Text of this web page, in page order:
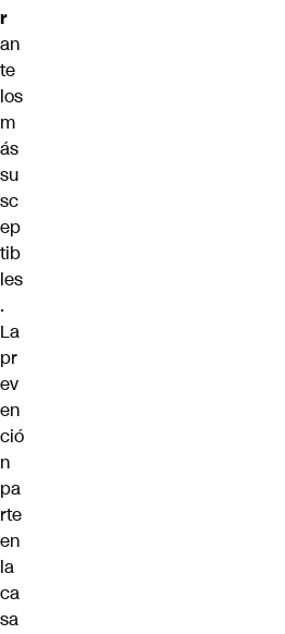
r
an
te
los
m
ás
su
sc
ep
tib
les
.
La
pr
ev
en
ció
n
pa
rte
en
la
ca
sa